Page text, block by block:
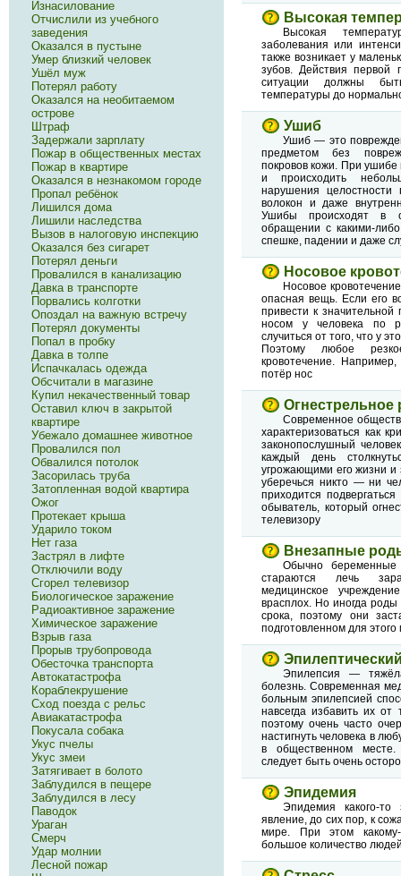
Высокая
Высокая
заболевания или
также возникает у
зубов. Действия первой
ситуации должны
температуры до
Ушиб
Ушиб — это
предметом без
покровов кожи. При ушибе
и происходить
нарушения целостности
волокон и даже
Ушибы происходят в
обращении с какими-
спешке, падении и даже
Носовое
Носовое
опасная вещь. Если его
привести к
носом у человека по
случиться от того, что у
Поэтому любое
кровотечение.
потёр нос
Огнестрельное
Современное
характеризоваться как
законопослушный
каждый день
угрожающими его жизни и
уберечься никто — ни
приходится
обыватель, который
телевизору
Внезапные
Обычно
стараются лечь
медицинское
врасплох. Но иногда
срока, поэтому они
подготовленном для этого
Эпилепсия —
болезнь. Современная
больным эпилепсией
навсегда избавить их от
поэтому очень часто
настигнуть человека в
в общественном
следует быть очень
Эпидемия
Эпидемия какого-
явление, до сих пор, к
мире. При этом
большое количество
Изнасилование
Отчислили из учебного
заведения
Оказался в пустыне
Умер близкий человек
Ушёл муж
Потерял работу
Оказался на необитаемом
острове
Штраф
Задержали зарплату
Пожар в общественных местах
Пожар в квартире
Оказался в незнакомом городе
Пропал ребёнок
Лишился дома
Лишили наследства
Вызов в налоговую инспекцию
Оказался без сигарет
Потерял деньги
Провалился в канализацию
Давка в транспорте
Порвались колготки
Опоздал на важную встречу
Потерял документы
Попал в пробку
Давка в толпе
Испачкалась одежда
Обсчитали в магазине
Купил некачественный товар
Оставил ключ в закрытой
квартире
Убежало домашнее животное
Провалился пол
Обвалился потолок
Засорилась труба
Затопленная водой квартира
Ожог
Протекает крыша
Ударило током
Нет газа
Застрял в лифте
Отключили воду
Сгорел телевизор
Биологическое заражение
Радиоактивное заражение
Химическое заражение
Взрыв газа
Прорыв трубопровода
Обесточка транспорта
Автокатастрофа
Кораблекрушение
Сход поезда с рельс
Авиакатастрофа
Покусала собака
Укус пчелы
Укус змеи
Затягивает в болото
Заблудился в пещере
Заблудился в лесу
Паводок
Ураган
Смерч
Удар молнии
Лесной пожар